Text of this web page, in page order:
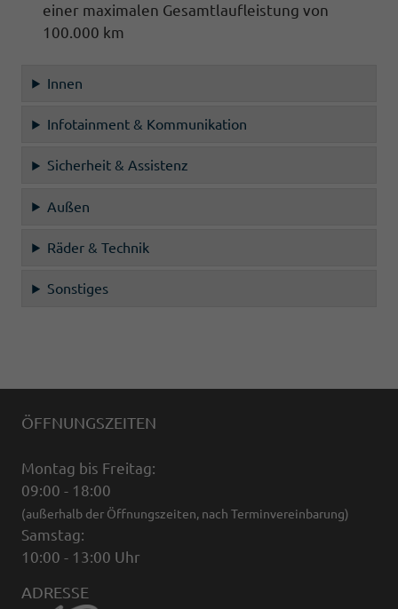
einer maximalen Gesamtlaufleistung von
100.000 km
Innen
Infotainment & Kommunikation
Sicherheit & Assistenz
Außen
Räder & Technik
Sonstiges
ÖFFNUNGSZEITEN
Montag bis Freitag:
09:00 - 18:00
(außerhalb der Öffnungszeiten, nach Terminvereinbarung)
Samstag:
10:00 - 13:00 Uhr
ADRESSE